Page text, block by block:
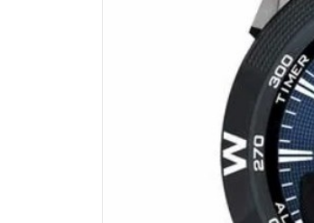
广州市越秀区环市东
深圳市罗湖区深南东
惠州市惠城区江北文
厦门市思明区湖滨东
福州市鼓楼区五四路
成都市锦江区人民东
重庆市江北区观音桥
长沙市芙蓉区定王台
郑州市二七区铭功路